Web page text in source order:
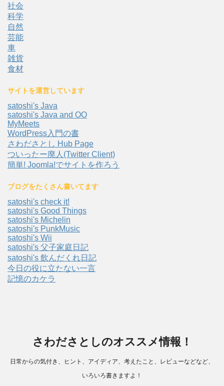
社会
科学
自然
芸能
車
雑貨
食材
サイトを運営しています
satoshi's Java
satoshi's Java and OO
MyMeets
WordPress入門の書
さわださとし Hub Page
ついったー廃人(Twitter Client)
簡単! Joomla!でサイトを作ろう
ブログをたくさん書いてます
satoshi's check it!
satoshi's Good Things
satoshi's Michelin
satoshi's PunkMusic
satoshi's Wii
satoshi's 父子家庭日記
satoshi's 飲んだくれ日記
今日の役に立たない一言
記憶のカケラ
さわださとしのオススメ情報！
日常からの気付き、ヒント、アイディア、考えたこと、レビューなどなど、
いろいろ書きますよ！